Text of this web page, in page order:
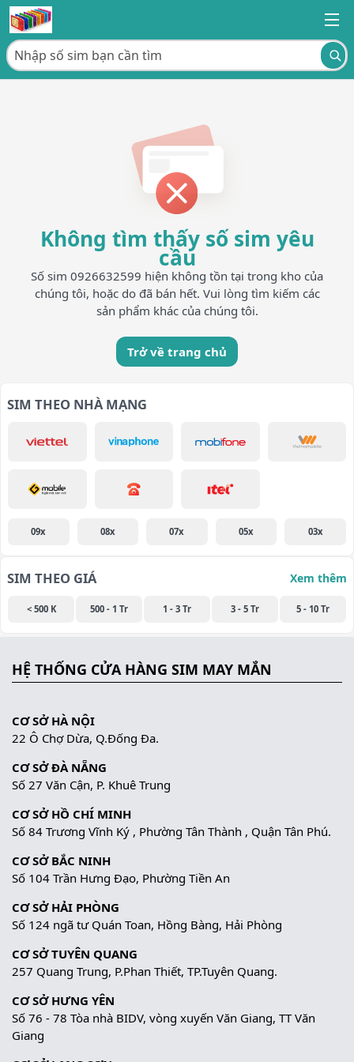
Không tìm thấy số sim yêu
cầu
Số sim 0926632599 hiện không tồn tại trong kho của
chúng tôi, hoặc do đã bán hết. Vui lòng tìm kiếm các
sản phẩm khác của chúng tôi.
Trở về trang chủ
SIM THEO NHÀ MẠNG
09x 08x 07x 05x 03x
SIM THEO GIÁ Xem thêm
< 500 K 500 - 1 Tr 1 - 3 Tr 3 - 5 Tr 5 - 10 Tr
HỆ THỐNG CỬA HÀNG SIM MAY MẮN
CƠ SỞ HÀ NỘI
22 Ô Chợ Dừa, Q.Đống Đa.
CƠ SỞ ĐÀ NẴNG
Số 27 Văn Cận, P. Khuê Trung
CƠ SỞ HỒ CHÍ MINH
Số 84 Trương Vĩnh Ký , Phường Tân Thành , Quận Tân Phú.
CƠ SỞ BẮC NINH
Số 104 Trần Hưng Đạo, Phường Tiền An
CƠ SỞ HẢI PHÒNG
Số 124 ngã tư Quán Toan, Hồng Bàng, Hải Phòng
CƠ SỞ TUYÊN QUANG
257 Quang Trung, P.Phan Thiết, TP.Tuyên Quang.
CƠ SỞ HƯNG YÊN
Số 76 - 78 Tòa nhà BIDV, vòng xuyến Văn Giang, TT Văn
Giang